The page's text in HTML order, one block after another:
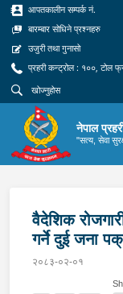
आपतकालीन सम्पर्क नं.
बारम्बार सोधिने प्रश्नहरु
उजुरी तथा गुनासो
प्रहरी कन्ट्रोल : १००, टोल
नेपाल
"सत्य, सेवा
वैदेशिक
गर्ने दुई जना
२०८३-०२-०१